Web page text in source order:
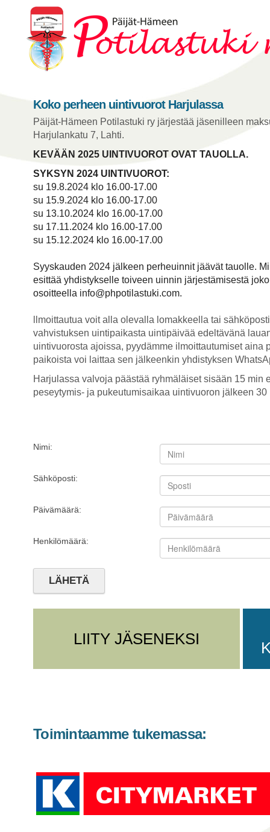
Koko perheen uintivuorot Harjulassa
Päijät-Hämeen Potilastuki ry järjestää jäsenilleen
Harjulankatu 7, Lahti.
KEVÄÄN 2025 UINTIVUOROT OVAT TAUOLLA.
SYKSYN 2024 UINTIVUOROT:
su 19.8.2024 klo 16.00-17.00
su 15.9.2024 klo 16.00-17.00
su 13.10.2024 klo 16.00-17.00
su 17.11.2024 klo 16.00-17.00
su 15.12.2024 klo 16.00-17.00
Syyskauden 2024 jälkeen perheuinnit jäävät tauolle.
esittää yhdistykselle toiveen uinnin järjestämisestä
osoitteella info@phpotilastuki.com.
llmoittautua voit alla olevalla lomakkeella tai
vahvistuksen uintipaikasta uintipäivää edeltävänä
uintivuorosta ajoissa, pyydämme ilmoittautumiset aina
paikoista voi laittaa sen jälkeenkin yhdistyksen
Harjulassa valvoja päästää ryhmäläiset sisään 15 min
peseytymis- ja pukeutumisaikaa uintivuoron jälkeen 30
Nimi:
Sähköposti:
Päivämäärä:
Henkilömäärä:
LIITY JÄSENEKSI
Toimintaamme tukemassa: